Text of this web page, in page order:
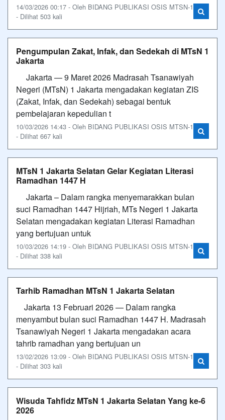
14/03/2026 00:17 - Oleh BIDANG PUBLIKASI OSIS MTSN-1
- Dilihat 503 kali
Pengumpulan Zakat, Infak, dan Sedekah di MTsN 1
Jakarta
Jakarta — 9 Maret 2026 Madrasah Tsanawiyah
Negeri (MTsN) 1 Jakarta mengadakan kegiatan ZIS
(Zakat, Infak, dan Sedekah) sebagai bentuk
pembelajaran kepedulian t
10/03/2026 14:43 - Oleh BIDANG PUBLIKASI OSIS MTSN-1
- Dilihat 667 kali
MTsN 1 Jakarta Selatan Gelar Kegiatan Literasi
Ramadhan 1447 H
Jakarta – Dalam rangka menyemarakkan bulan
suci Ramadhan 1447 Hijriah, MTs Negeri 1 Jakarta
Selatan mengadakan kegiatan Literasi Ramadhan
yang bertujuan untuk
10/03/2026 14:19 - Oleh BIDANG PUBLIKASI OSIS MTSN-1
- Dilihat 338 kali
Tarhib Ramadhan MTsN 1 Jakarta Selatan
Jakarta 13 Februari 2026 — Dalam rangka
menyambut bulan suci Ramadhan 1447 H. Madrasah
Tsanawiyah Negeri 1 Jakarta mengadakan acara
tahrib ramadhan yang bertujuan un
13/02/2026 13:09 - Oleh BIDANG PUBLIKASI OSIS MTSN-1
- Dilihat 303 kali
Wisuda Tahfidz MTsN 1 Jakarta Selatan Yang ke-6
2026